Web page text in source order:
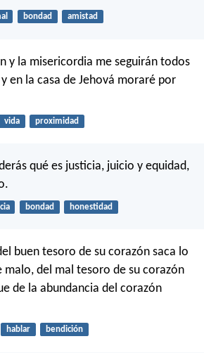
bondad amistad
y la misericordia me seguirán todos
y en la casa de Jehová moraré por
vida proximidad
qué es justicia, juicio y equidad,
bondad honestidad
buen tesoro de su corazón saca lo
malo, del mal tesoro de su corazón
de la abundancia del corazón
hablar bendición